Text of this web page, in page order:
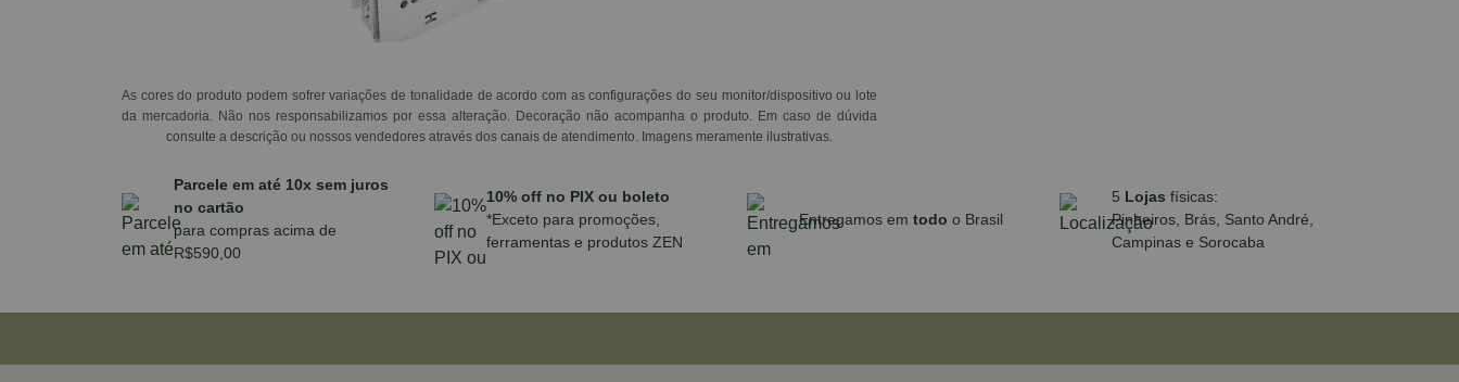
As cores do produto podem sofrer variações de tonalidade de acordo com as configurações do seu monitor/dispositivo ou lote
da mercadoria. Não nos responsabilizamos por essa alteração. Decoração não acompanha o produto. Em caso de dúvida
consulte a descrição ou nossos vendedores através dos canais de atendimento. Imagens meramente ilustrativas.
Parcele em até 10x sem juros
no cartão
para compras acima de
R$590,00
10% off no PIX ou boleto
*Exceto para promoções,
ferramentas e produtos ZEN
Entregamos em todo o Brasil
5 Lojas físicas:
Pinheiros, Brás, Santo André,
Campinas e Sorocaba